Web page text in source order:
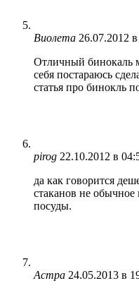
Виолета 26.07.2012
Отличный бинокаль
себя постараюсь
статья про бинокль
pirog 22.10.2012 в
да как говорится
стаканов не
посуды.
Астра 24.05.2013 в